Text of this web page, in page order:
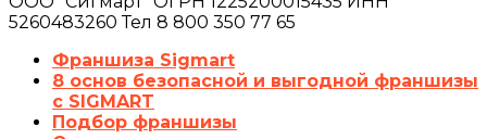
5260483260 Тел 8 800 350 77 65
Франшиза Sigmart
8 основ безопасной и выгодной франшизы
с SIGMART
Подбор франшизы